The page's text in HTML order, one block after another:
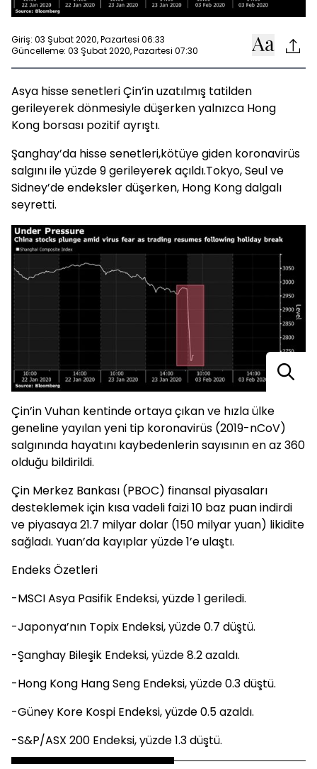
Giriş: 03 Şubat 2020, Pazartesi 06:33
Güncelleme: 03 Şubat 2020, Pazartesi 07:30
Asya hisse senetleri Çin’in uzatılmış tatilden
gerileyerek dönmesiyle düşerken yalnızca Hong
Kong borsası pozitif ayrıştı.
Şanghay’da hisse senetleri,kötüye giden koronavirüs
salgını ile yüzde 9 gerileyerek açıldı.Tokyo, Seul ve
Sidney’de endeksler düşerken, Hong Kong dalgalı
seyretti.
Çin’in Vuhan kentinde ortaya çıkan ve hızla ülke
geneline yayılan yeni tip koronavirüs (2019-nCoV)
salgınında hayatını kaybedenlerin sayısının en az 360
olduğu bildirildi.
Çin Merkez Bankası (PBOC) finansal piyasaları
desteklemek için kısa vadeli faizi 10 baz puan indirdi
ve piyasaya 21.7 milyar dolar (150 milyar yuan) likidite
sağladı. Yuan’da kayıplar yüzde 1’e ulaştı.
Endeks Özetleri
-MSCI Asya Pasifik Endeksi, yüzde 1 geriledi.
-Japonya’nın Topix Endeksi, yüzde 0.7 düştü.
-Şanghay Bileşik Endeksi, yüzde 8.2 azaldı.
-Hong Kong Hang Seng Endeksi, yüzde 0.3 düştü.
-Güney Kore Kospi Endeksi, yüzde 0.5 azaldı.
-S&P/ASX 200 Endeksi, yüzde 1.3 düştü.